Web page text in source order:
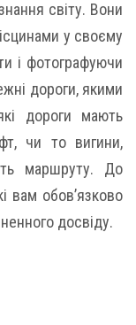
світу. Вони
у своєму
і фотографуючи
дороги, якими
дороги мають
чи то вигини,
маршруту. До
вам обов’язково
досвіду.